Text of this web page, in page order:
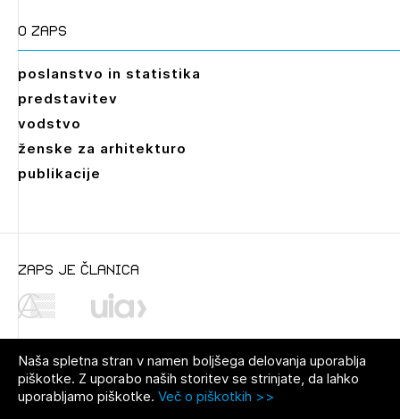
O zaps
poslanstvo in statistika
predstavitev
vodstvo
ženske za arhitekturo
publikacije
zaps je članica
© 2021 Zbornica za arhitekturo in
Pravno obvestilo
Naša spletna stran v namen boljšega delovanja uporablja
piškotke. Z uporabo naših storitev se strinjate, da lahko
uporabljamo piškotke. Več o piškotkih >>